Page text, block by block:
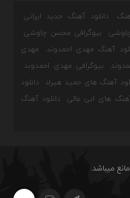
دانلود آهنگ جدید ایرانی
بیوگرافی محسن چاوشی
آهنگ مهدی احمدوند
مهدی
بیوگرافی مهدی احمدوند
آهنگ های حمید هیراد
دانلود
آهنگ های ابی عالی
دانلود آهنگ
میباشد.